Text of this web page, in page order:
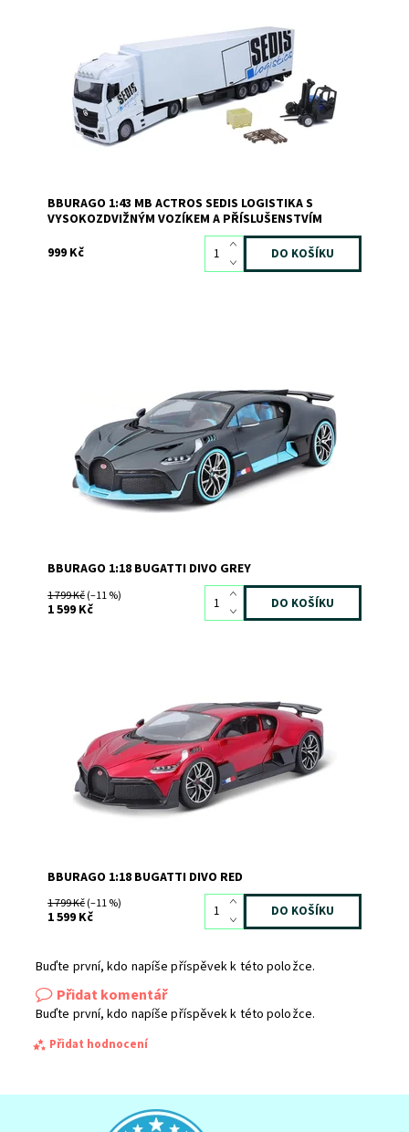
Bburago
BBURAGO 1:43 MB ACTROS SEDIS LOGISTIKA S
VYSOKOZDVIŽNÝM VOZÍKEM A PŘÍSLUŠENSTVÍM
999 Kč
Bburago
BBURAGO 1:18 BUGATTI DIVO GREY
1 799 Kč(–11 %)
1 599 Kč
Bburago
BBURAGO 1:18 BUGATTI DIVO RED
1 799 Kč(–11 %)
1 599 Kč
Buďte první, kdo napíše příspěvek k této položce.
Přidat komentář
Buďte první, kdo napíše příspěvek k této položce.
Přidat hodnocení